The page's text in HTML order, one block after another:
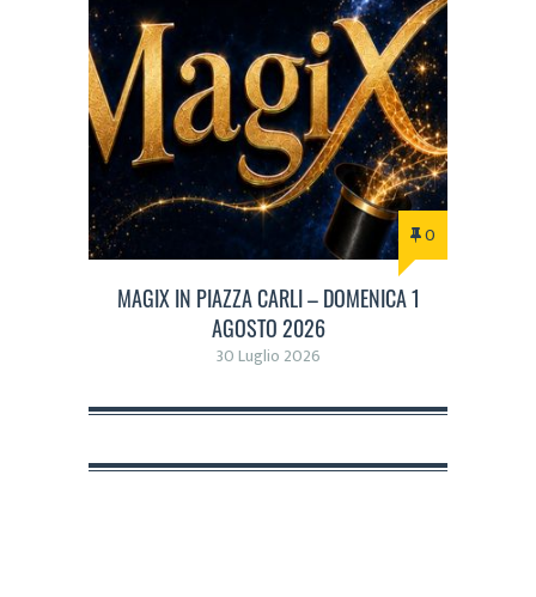
0
MAGIX IN PIAZZA CARLI – DOMENICA 1
AGOSTO 2026
30 Luglio 2026